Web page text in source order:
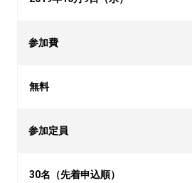
参加費
無料
参加定員
30名（先着申込順）